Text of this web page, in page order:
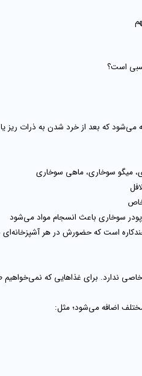
است؟
می‌شود که بعد از خرد شدن به ذرات
میگو سوخاری، ماهی سوخاری
سوخاری باعث انسجام مواد می‌شود
است که حضورش در هر
ندارد. برای غذاهایی که نمی‌خواهیم
اضافه می‌شود؛ مثل: